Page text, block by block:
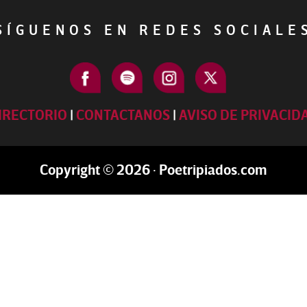
EN REDES
| CONTACTANOS| AVISO DE
Copyright © 2026 · Poetripiados.com